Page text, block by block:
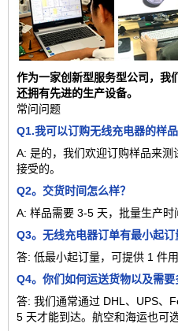
作为一家创新型服务型公司，我
还拥有先进的生产设备。
常问问题
Q1.我可以订购无线充电器的样品
A: 是的，我们欢迎订购样品来
接受的。
Q2。交货时间怎么样？
A: 样品需要 3-5 天，批量生产
Q3。无线充电器订单有最小起订
答: 低最小起订量，可提供 1 件
Q4。你们如何运送货物以及需要
答: 我们通常通过 DHL、UPS、
5 天才能到达。航空和海运也可选